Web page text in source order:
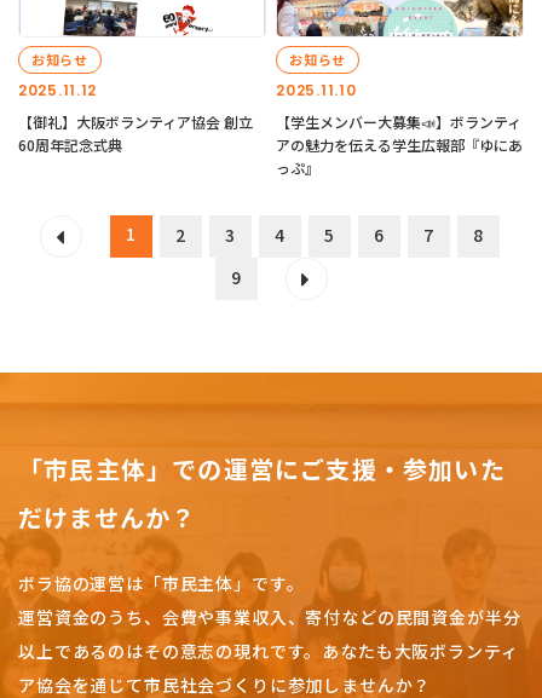
2025.11.12
お知らせ
【御礼】大阪ボランティア協会 創立
60周年記念式典
2025.11.10
お知らせ
【学生メンバー大募集📣】ボランティ
アの魅力を伝える学生広報部『ゆにあ
っぷ』
1 2 3 4 5 6 7
8
9
「市民主体」での運営にご支援・参加いた
だけませんか？
ボラ協の運営は「市民主体」です。
運営資金のうち、会費や事業収入、寄付などの民間資金が半分
以上であるのはその意志の現れです。 あなたも大阪ボランティ
ア協会を通じて市民社会づくりに参加しませんか？